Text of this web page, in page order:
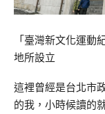
「臺灣新文化運
地所設立
這裡曾經是台北市
的我，小時候讀的